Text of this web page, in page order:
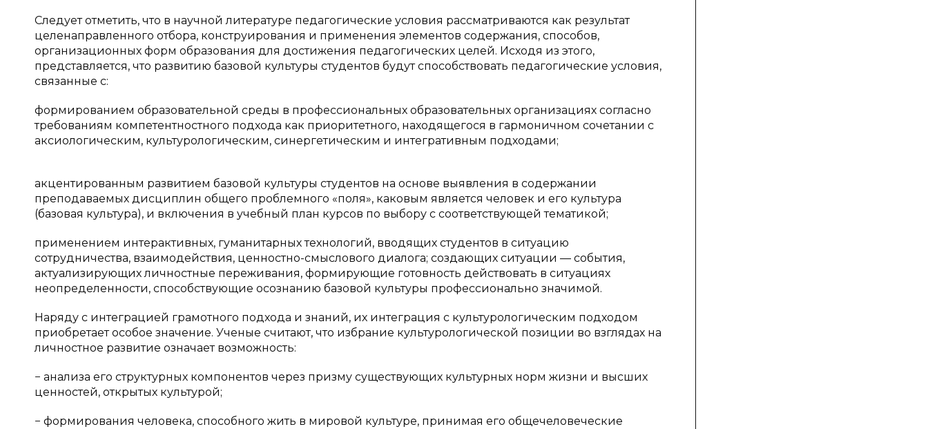
Следует отметить, что в научной литературе педагогические условия рассматриваются как результат
целенаправленного отбора, конструирования и применения элементов содержания, способов,
организационных форм образования для достижения педагогических целей. Исходя из этого,
представляется, что развитию базовой культуры студентов будут способствовать педагогические условия,
связанные с:
формированием образовательной среды в профессиональных образовательных организациях согласно
требованиям компетентностного подхода как приоритетного, находящегося в гармоничном сочетании с
аксиологическим, культурологическим, синергетическим и интегративным подходами;
акцентированным развитием базовой культуры студентов на основе выявления в содержании
преподаваемых дисциплин общего проблемного «поля», каковым является человек и его культура
(базовая культура), и включения в учебный план курсов по выбору с соответствующей тематикой;
применением интерактивных, гуманитарных технологий, вводящих студентов в ситуацию
сотрудничества, взаимодействия, ценностно-смыслового диалога; создающих ситуации — события,
актуализирующих личностные переживания, формирующие готовность действовать в ситуациях
неопределенности, способствующие осознанию базовой культуры профессионально значимой.
Наряду с интеграцией грамотного подхода и знаний, их интеграция с культурологическим подходом
приобретает особое значение. Ученые считают, что избрание культурологической позиции во взглядах на
личностное развитие означает возможность:
− анализа его структурных компонентов через призму существующих культурных норм жизни и высших
ценностей, открытых культурой;
− формирования человека, способного жить в мировой культуре, принимая его общечеловеческие